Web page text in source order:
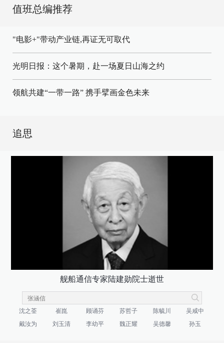
值班总编推荐
"电影+"带动产业链,再证无可取代
光明日报：这个暑期，赴一场夏日山海之约
领航共建“一带一路” 携手擘画金色未来
追思
舰船通信专家陆建勋院士逝世
沈之荃 崔崑 顾诵芬 苏哲子 陈毓川
吴咸中
戴汝为
刘玉清 李幼平 魏正耀 吴德馨 孙玉